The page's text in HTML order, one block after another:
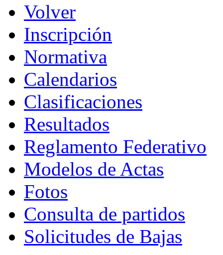
Volver
Inscripción
Normativa
Calendarios
Clasificaciones
Resultados
Reglamento Federativo
Modelos de Actas
Fotos
Consulta de partidos
Solicitudes de Bajas